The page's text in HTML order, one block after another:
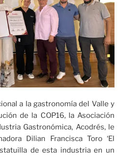
a la gastronomía del Valle y
de la COP16, la Asociación
Gastronómica, Acodrés, le
Dilian Francisca Toro ‘El
de esta industria en un